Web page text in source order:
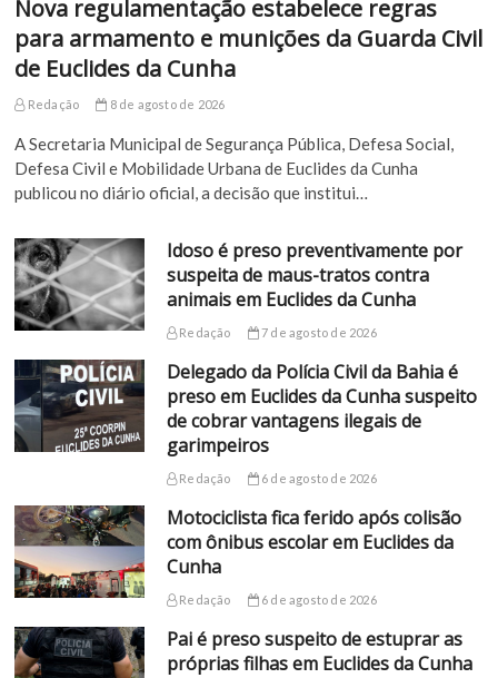
Nova regulamentação estabelece regras
para armamento e munições da Guarda Civil
de Euclides da Cunha
Redação 8 de agosto de 2026
A Secretaria Municipal de Segurança Pública, Defesa Social,
Defesa Civil e Mobilidade Urbana de Euclides da Cunha
publicou no diário oficial, a decisão que institui…
Idoso é preso preventivamente por
suspeita de maus-tratos contra
animais em Euclides da Cunha
Redação 7 de agosto de 2026
Delegado da Polícia Civil da Bahia é
preso em Euclides da Cunha suspeito
de cobrar vantagens ilegais de
garimpeiros
Redação 6 de agosto de 2026
Motociclista fica ferido após colisão
com ônibus escolar em Euclides da
Cunha
Redação 6 de agosto de 2026
Pai é preso suspeito de estuprar as
próprias filhas em Euclides da Cunha